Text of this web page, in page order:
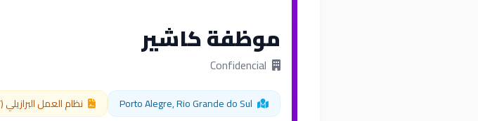
موظفة كاشير
نظام العمل البرازيلي (CLT)